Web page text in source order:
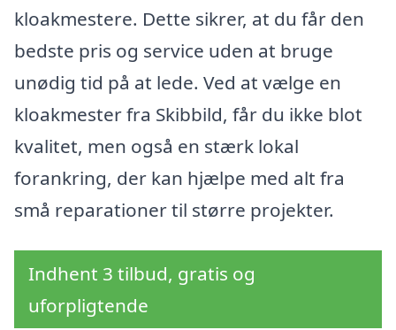
kloakmestere. Dette sikrer, at du får den
bedste pris og service uden at bruge
unødig tid på at lede. Ved at vælge en
kloakmester fra Skibbild, får du ikke blot
kvalitet, men også en stærk lokal
forankring, der kan hjælpe med alt fra
små reparationer til større projekter.
Indhent 3 tilbud, gratis og
uforpligtende